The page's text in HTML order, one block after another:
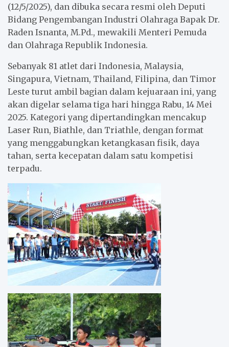
(12/5/2025), dan dibuka secara resmi oleh Deputi
Bidang Pengembangan Industri Olahraga Bapak Dr.
Raden Isnanta, M.Pd., mewakili Menteri Pemuda
dan Olahraga Republik Indonesia.
Sebanyak 81 atlet dari Indonesia, Malaysia,
Singapura, Vietnam, Thailand, Filipina, dan Timor
Leste turut ambil bagian dalam kejuaraan ini, yang
akan digelar selama tiga hari hingga Rabu, 14 Mei
2025. Kategori yang dipertandingkan mencakup
Laser Run, Biathle, dan Triathle, dengan format
yang menggabungkan ketangkasan fisik, daya
tahan, serta kecepatan dalam satu kompetisi
terpadu.